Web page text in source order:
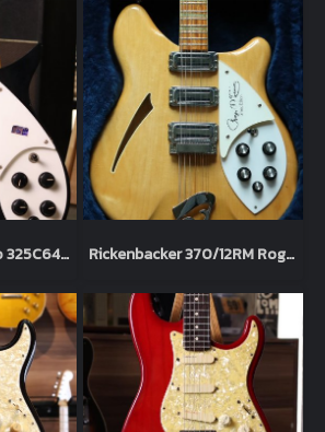
Rickenbacker Jetglo 325C64 2011 (3.0kg) Rickenbacker 370/12RM Roger Mcguinn Limited Edition Byrd 12-String Mapleglo 1988-1990 (3.4kg)